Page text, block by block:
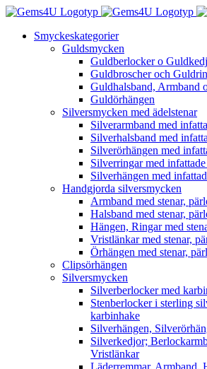
Fortsätt
innehålletSmyckeskategorier
Guldsmycken
Guldberlocker o
Guldbroscher och
Guldhalsband, Armband
Guldörhängen
Silversmycken med ädelstenar
Silverarmband med
Silverhalsband med
Silverörhängen med
Silverringar med infattade
Silverhängen med
Handgjorda silversmycken
Armband med stenar,
Halsband med stenar,
Hängen, Ringar med
Vristlänkar med stenar,
Örhängen med stenar,
Clipsörhängen
Silversmycken
Silverberlocker med
Stenberlocker i sterling
karbinhake
Silverhängen,
Silverkedjor;
Vristlänkar
Läderremmar, Armband,